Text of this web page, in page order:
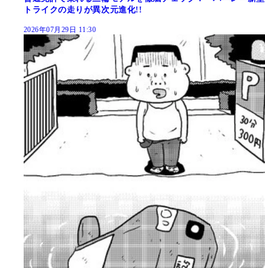
トライクの走りが異次元進化!!
2026年07月29日 11:30